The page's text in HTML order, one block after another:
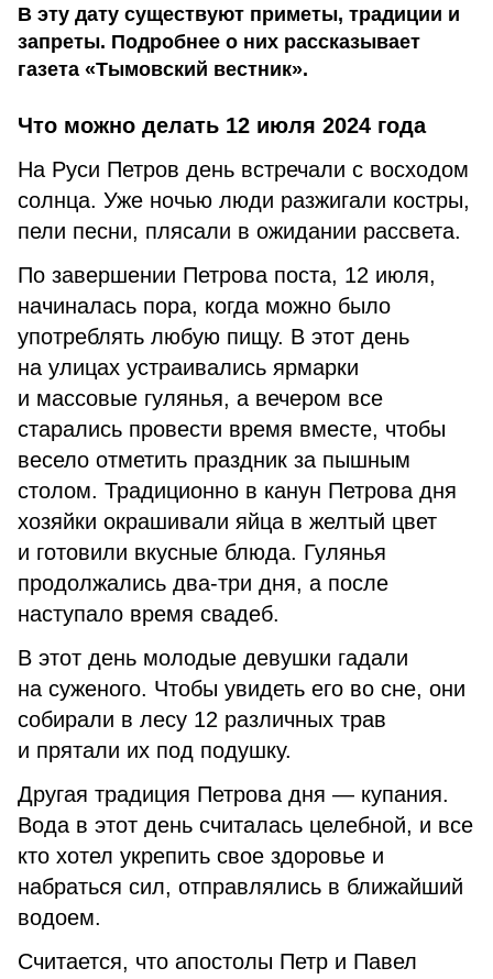
В эту дату существуют приметы, традиции и
запреты. Подробнее о них рассказывает
газета «Тымовский вестник».
Что можно делать 12 июля 2024 года
На Руси Петров день встречали с восходом
солнца. Уже ночью люди разжигали костры,
пели песни, плясали в ожидании рассвета.
По завершении Петрова поста, 12 июля,
начиналась пора, когда можно было
употреблять любую пищу. В этот день
на улицах устраивались ярмарки
и массовые гулянья, а вечером все
старались провести время вместе, чтобы
весело отметить праздник за пышным
столом. Традиционно в канун Петрова дня
хозяйки окрашивали яйца в желтый цвет
и готовили вкусные блюда. Гулянья
продолжались два-три дня, а после
наступало время свадеб.
В этот день молодые девушки гадали
на суженого. Чтобы увидеть его во сне, они
собирали в лесу 12 различных трав
и прятали их под подушку.
Другая традиция Петрова дня — купания.
Вода в этот день считалась целебной, и все
кто хотел укрепить свое здоровье и
набраться сил, отправлялись в ближайший
водоем.
Считается, что апостолы Петр и Павел